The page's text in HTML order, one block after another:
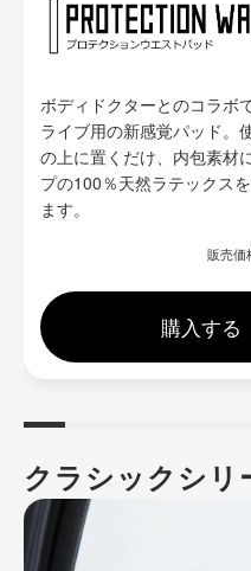
ボディドクターとのコラボ
ライブ用の新感覚パッド。
の上に置くだけ、内包素材
プの100％天然ラテックス
ます。
販売
購入する
クラシックシリ